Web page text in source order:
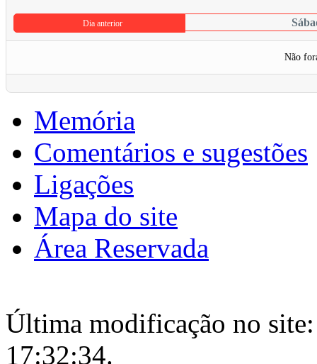
Dia anterior
Não
Memória
Comentários e sugestões
Ligações
Mapa do site
Área Reservada
Última modificação no
17:32:34.